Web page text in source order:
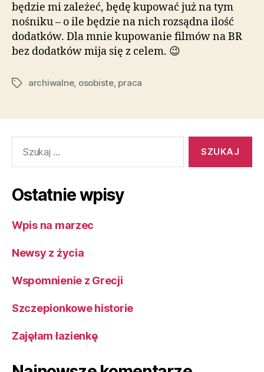
będzie mi zależeć, będę kupować już na tym
nośniku – o ile będzie na nich rozsądna ilość
dodatków. Dla mnie kupowanie filmów na BR
bez dodatków mija się z celem. 😉
Tagiarchiwalne, osobiste, praca
Ostatnie wpisy
Wpis na marzec
Newsy z życia
Wspomnienie z Grecji
Szczepionkowe historie
Zajęłam łazienkę